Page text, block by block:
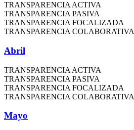
TRANSPARENCIA ACTIVA
TRANSPARENCIA PASIVA
TRANSPARENCIA FOCALIZADA
TRANSPARENCIA COLABORATIVA
Abril
TRANSPARENCIA ACTIVA
TRANSPARENCIA PASIVA
TRANSPARENCIA FOCALIZADA
TRANSPARENCIA COLABORATIVA
Mayo